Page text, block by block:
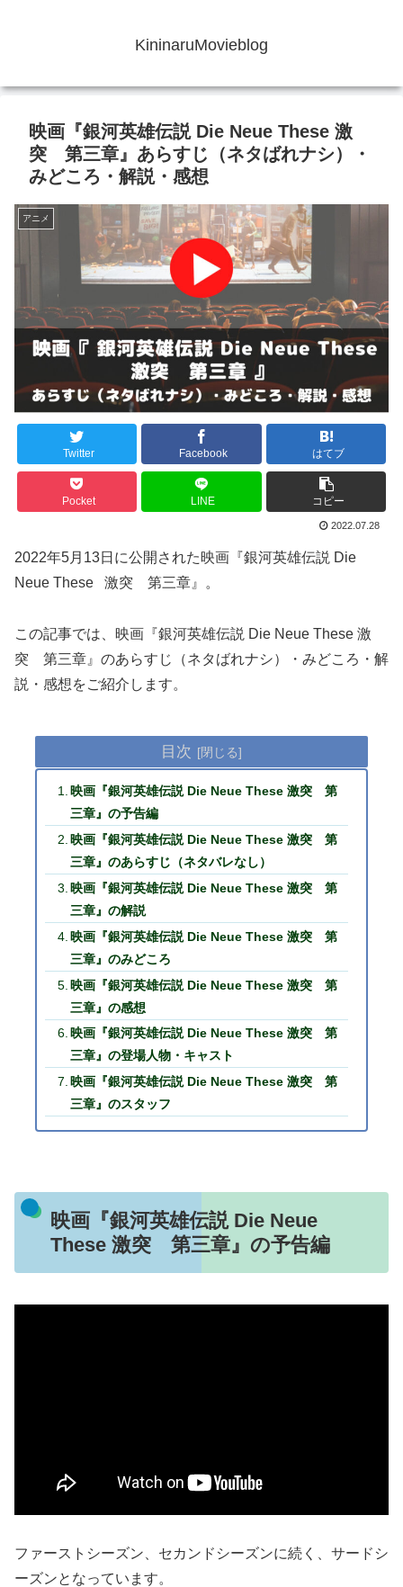
KininaruMovieblog
映画『銀河英雄伝説 Die Neue These 激
突 第三章』あらすじ（ネタばれナシ）・
みどころ・解説・感想
アニメ
Twitter Facebook はてブ
Pocket LINE コピー
2022.07.28
2022年5月13日に公開された映画『銀河英雄伝説 Die
Neue These 激突 第三章』。
この記事では、映画『銀河英雄伝説 Die Neue These 激
突 第三章』のあらすじ（ネタばれナシ）・みどころ・解
説・感想をご紹介します。
目次
映画『銀河英雄伝説 Die Neue These 激突 第
三章』の予告編
映画『銀河英雄伝説 Die Neue These 激突 第
三章』のあらすじ（ネタバレなし）
映画『銀河英雄伝説 Die Neue These 激突 第
三章』の解説
映画『銀河英雄伝説 Die Neue These 激突 第
三章』のみどころ
映画『銀河英雄伝説 Die Neue These 激突 第
三章』の感想
映画『銀河英雄伝説 Die Neue These 激突 第
三章』の登場人物・キャスト
映画『銀河英雄伝説 Die Neue These 激突 第
三章』のスタッフ
映画『銀河英雄伝説 Die Neue
These 激突 第三章』の予告編
ファーストシーズン、セカンドシーズンに続く、サードシ
ーズンとなっています。